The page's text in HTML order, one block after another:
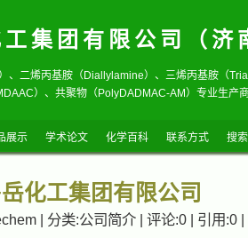
集团有限公司（济
、二烯丙基胺（Diallylamine）、三烯丙基胺（
）、共聚物（PolyDADMAC-AM）专业生
展示 学术论文 化学百科 联系方式 搜索
化工集团有限公司
| 分类:公司简介 | 评论:0 | 引用:0 |